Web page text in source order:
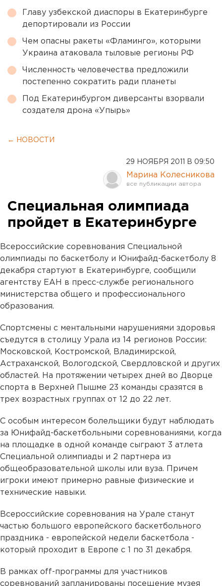
Главу узбекской диаспоры в Екатеринбурге
депортировали из России
Чем опасны ракеты «Фламинго», которыми
Украина атаковала тыловые регионы РФ
Численность человечества предложили
постепенно сократить ради планеты
Под Екатеринбургом диверсанты взорвали
создателя дрона «Упырь»
← НОВОСТИ
29 НОЯБРЯ 2011 В 09:50
Марина Колесникова
Специальная олимпиада
пройдет в Екатеринбурге
Всероссийские соревнования Специальной
олимпиады по баскетболу и Юнифайд-баскетболу 8
декабря стартуют в Екатеринбурге, сообщили
агентству ЕАН в пресс-службе регионального
министерства общего и профессионального
образования.
Спортсмены с ментальными нарушениями здоровья
съедутся в столицу Урала из 14 регионов России:
Московской, Костромской, Владимирской,
Астраханской, Вологодской, Свердловской и других
областей. На протяжении четырех дней во Дворце
спорта в Верхней Пышме 23 команды сразятся в
трех возрастных группах от 12 до 22 лет.
С особым интересом болельщики будут наблюдать
за Юнифайд-баскетбольными соревнованиями, когда
на площадке в одной команде сыграют 3 атлета
Специальной олимпиады и 2 партнера из
общеобразовательной школы или вуза. Причем
игроки имеют примерно равные физические и
технические навыки.
Всероссийские соревнования на Урале станут
частью большого европейского баскетбольного
праздника - европейской недели баскетбола -
который проходит в Европе с 1 по 31 декабря.
В рамках off-программы для участников
соревнований запланированы посещение музея